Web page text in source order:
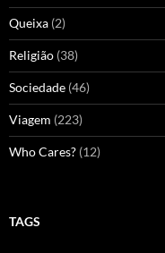
Queixa (2)
Religião (38)
Sociedade (46)
Viagem (223)
Who Cares? (12)
TAGS